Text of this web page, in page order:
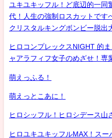
ユキユキッフル！ど底辺的一同
代！人生の強制ロスカットです
クリスタルキングボンビー脱出
ヒロコンプレックスNIGHT 的
ャアラフィフ女子のめざせ！専
萌えっふる！
萌えっとこあに！
ヒロシッフル！ヒロシデース山
ヒロユキユキッフルMAX！スー